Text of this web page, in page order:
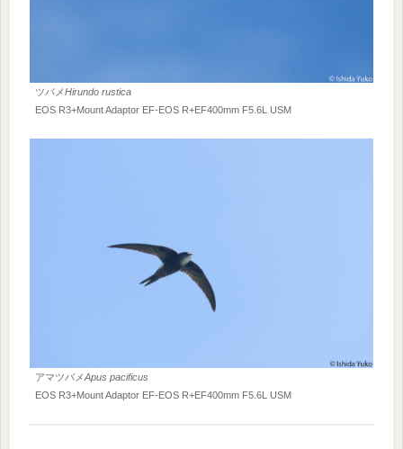
ツバメHirundo rustica
EOS R3+Mount Adaptor EF-EOS R+EF400mm F5.6L USM
アマツバメApus pacificus
EOS R3+Mount Adaptor EF-EOS R+EF400mm F5.6L USM